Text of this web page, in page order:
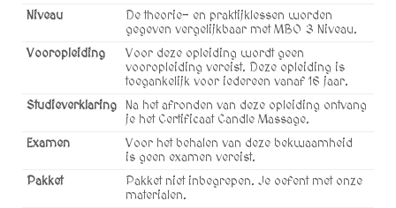
Niveau
De theorie- en praktijklessen worden
gegeven vergelijkbaar met MBO 3 Niveau.
Vooropleiding
Voor deze opleiding wordt geen
vooropleiding vereist. Deze opleiding is
toegankelijk voor iedereen vanaf 16 jaar.
Studieverklaring
Na het afronden van deze opleiding ontvang
je het Certificaat Candle Massage.
Examen
Voor het behalen van deze bekwaamheid
is geen examen vereist.
Pakket
Pakket niet inbegrepen. Je oefent met onze
materialen.